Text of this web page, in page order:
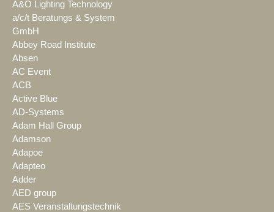
A&O Lighting Technology
a/c/t Beratungs & System
GmbH
Abbey Road Institute
Absen
AC Event
ACB
Active Blue
AD-Systems
Adam Hall Group
Adamson
Adapoe
Adapteo
Adder
AED group
AES Veranstaltungstechnik